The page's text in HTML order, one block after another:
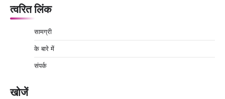
त्वरित लिंक
सामग्री
के बारे में
संपर्क
खोजें